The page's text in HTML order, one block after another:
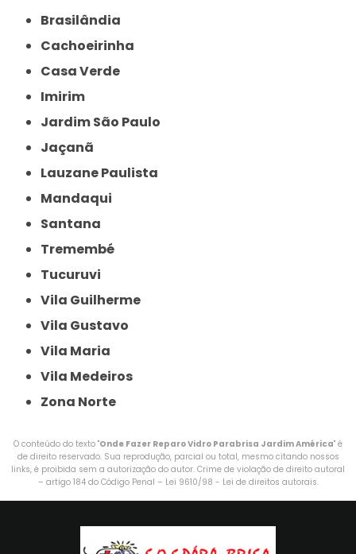
Brasilândia
Cachoeirinha
Casa Verde
Imirim
Jardim São Paulo
Jaçanã
Lauzane Paulista
Mandaqui
Santana
Tremembé
Tucuruvi
Vila Guilherme
Vila Gustavo
Vila Maria
Vila Medeiros
Zona Norte
O conteúdo do texto "Onde Fazer Reparo Vidro Parabrisa Jardim América" é
de direito reservado. Sua reprodução, parcial ou total, mesmo citando nossos
links, é proibida sem a autorização do autor. Crime de violação de direito autoral
– artigo 184 do Código Penal – Lei 9610/98 - Lei de direitos autorais.